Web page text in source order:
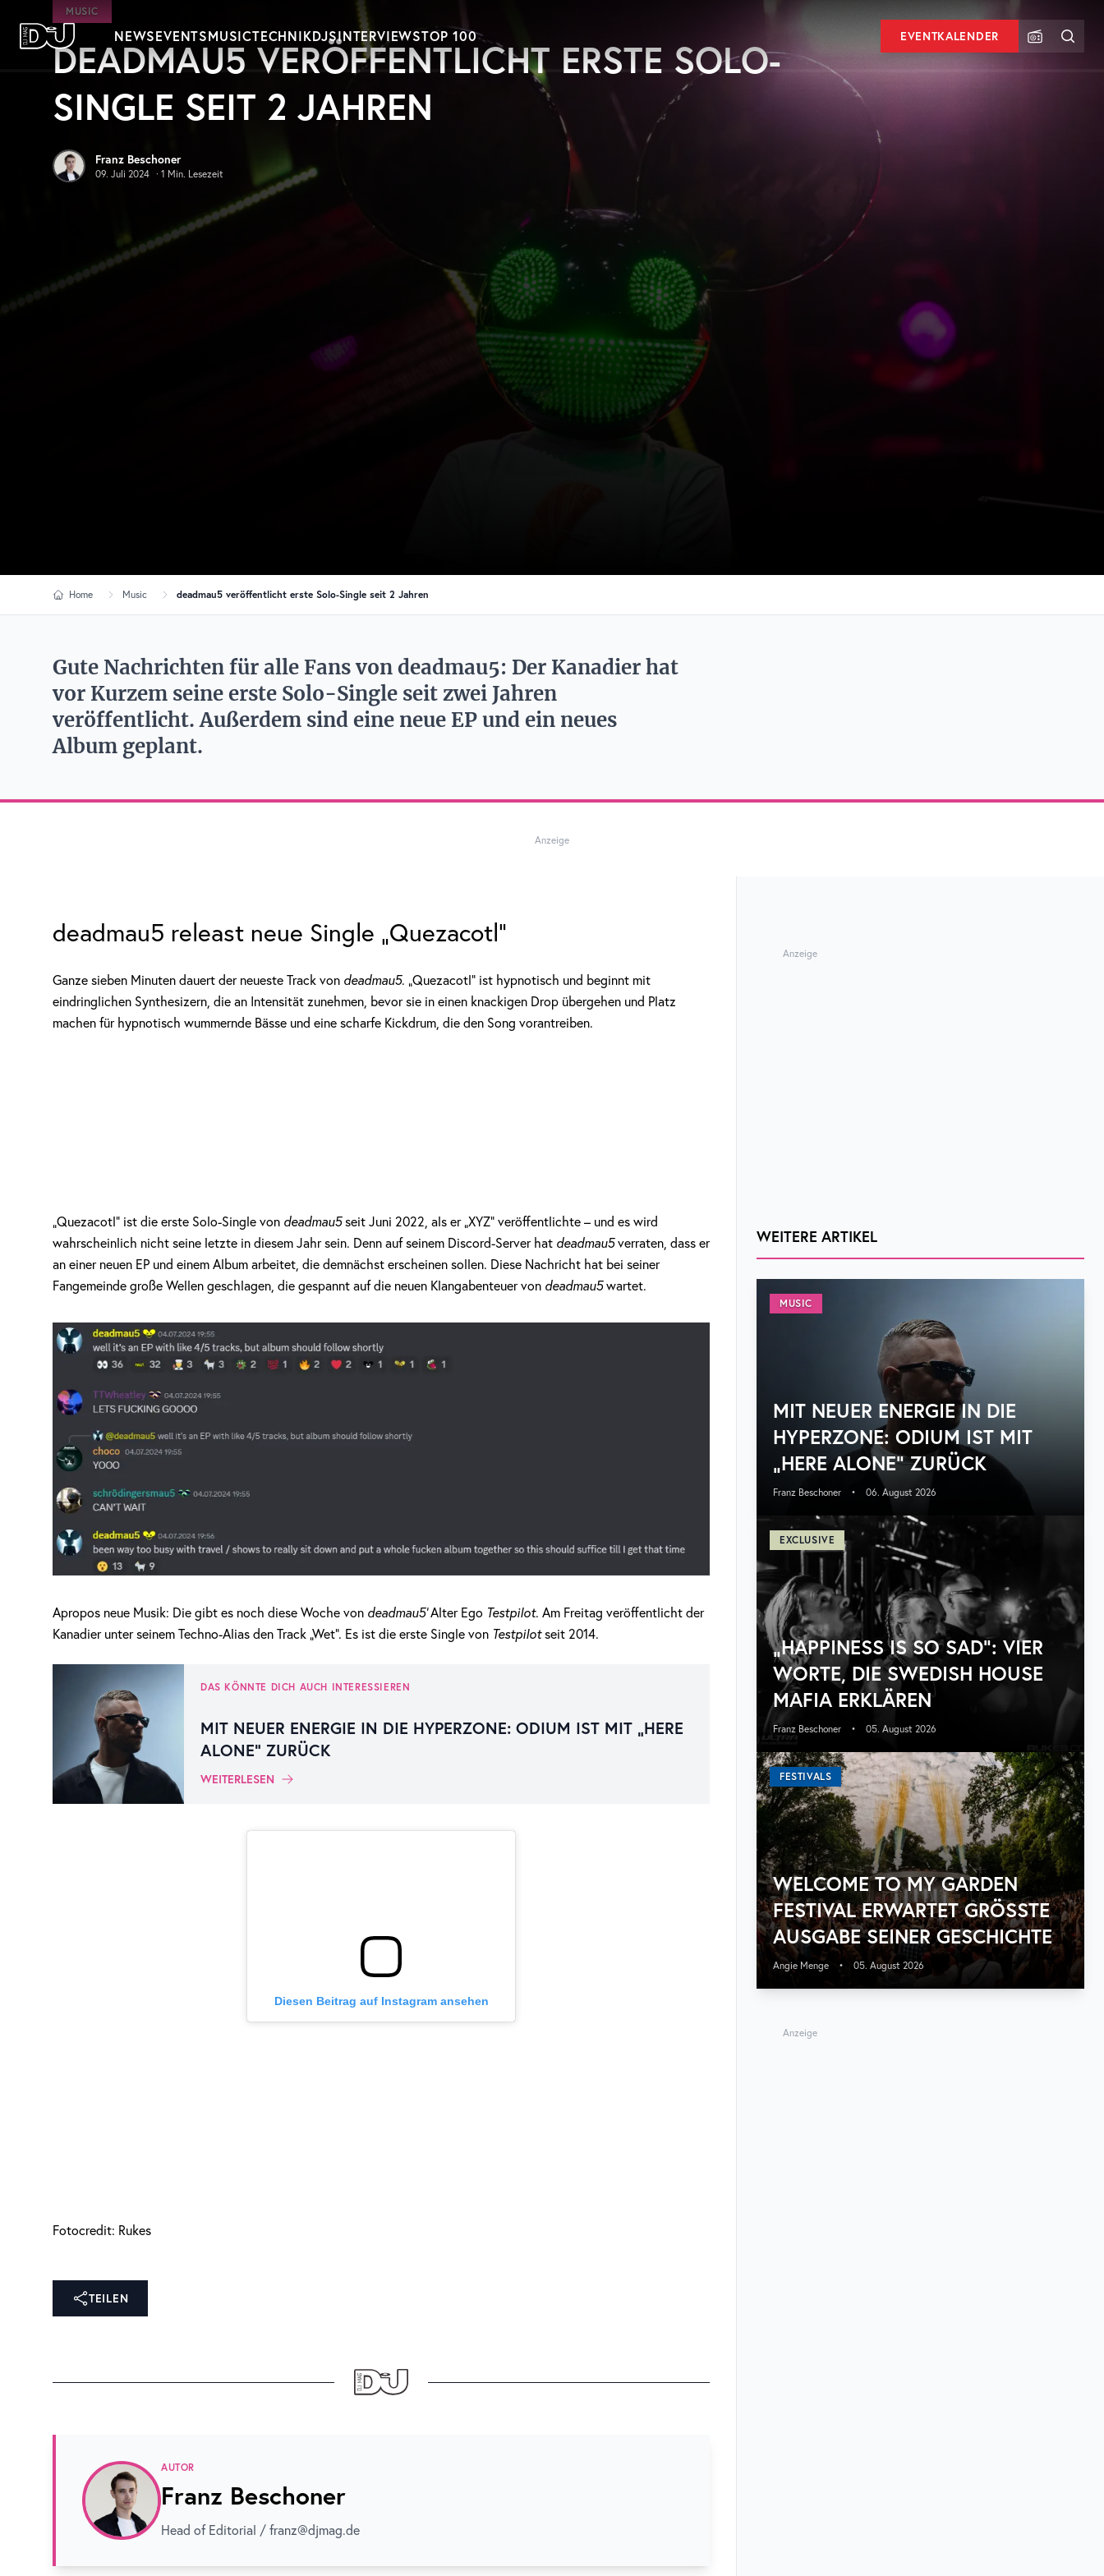
Zum Hauptinhalt springen
DJ Mag Germany
NEWSEVENTSMUSICTECHNIKDJSINTERVIEWSTOP 100 EVENTKALENDER
MUSIC
DEADMAU5 VERÖFFENTLICHT ERSTE SOLO-
SINGLE SEIT 2 JAHREN
Franz Beschoner
09. Juli 2024 · 1 Min. Lesezeit
Home Music deadmau5 veröffentlicht erste Solo-Single seit 2 Jahren
Gute Nachrichten für alle Fans von deadmau5: Der Kanadier hat
vor Kurzem seine erste Solo-Single seit zwei Jahren
veröffentlicht. Außerdem sind eine neue EP und ein neues
Album geplant.
Anzeige
deadmau5 releast neue Single „Quezacotl“
Ganze sieben Minuten dauert der neueste Track von deadmau5. „Quezacotl“ ist hypnotisch und beginnt mit
eindringlichen Synthesizern, die an Intensität zunehmen, bevor sie in einen knackigen Drop übergehen und Platz
machen für hypnotisch wummernde Bässe und eine scharfe Kickdrum, die den Song vorantreiben.
„Quezacotl“ ist die erste Solo-Single von deadmau5seit Juni 2022, als er „XYZ“ veröffentlichte – und es wird
wahrscheinlich nicht seine letzte in diesem Jahr sein. Denn auf seinem Discord-Server hat deadmau5verraten, dass er
an einer neuen EP und einem Album arbeitet, die demnächst erscheinen sollen. Diese Nachricht hat bei seiner
Fangemeinde große Wellen geschlagen, die gespannt auf die neuen Klangabenteuer von deadmau5wartet.
Apropos neue Musik: Die gibt es noch diese Woche von deadmau5‘Alter Ego Testpilot. Am Freitag veröffentlicht der
Kanadier unter seinem Techno-Alias den Track „Wet“. Es ist die erste Single von Testpilotseit 2014.
DAS KÖNNTE DICH AUCH INTERESSIEREN
MIT NEUER ENERGIE IN DIE HYPERZONE: ODIUM IST MIT „HERE
ALONE“ ZURÜCK
WEITERLESEN
Diesen Beitrag auf Instagram ansehen
Fotocredit: Rukes
TEILEN
AUTOR
Franz Beschoner
Head of Editorial / franz@djmag.de
Anzeige
WEITERE ARTIKEL
MUSIC
MIT NEUER ENERGIE IN DIE
HYPERZONE: ODIUM IST MIT
„HERE ALONE“ ZURÜCK
Franz Beschoner • 06. August 2026
EXCLUSIVE
„HAPPINESS IS SO SAD“: VIER
WORTE, DIE SWEDISH HOUSE
MAFIA ERKLÄREN
Franz Beschoner • 05. August 2026
FESTIVALS
WELCOME TO MY GARDEN
FESTIVAL ERWARTET GRÖSSTE A
USGABE SEINER GESCHICHTE
Angie Menge • 05. August 2026
Anzeige